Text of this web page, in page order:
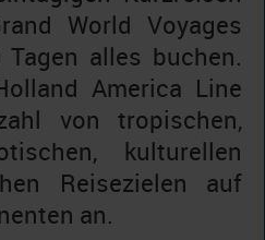
World Voyages
alles buchen.
America Line
von tropischen,
kulturellen
Reisezielen auf
an.